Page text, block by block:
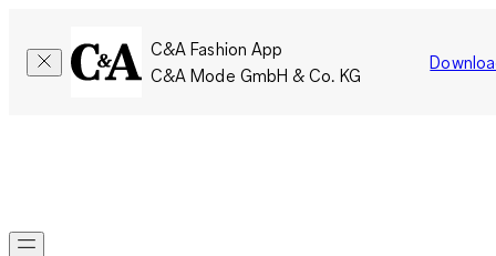
C&A Fashion App
C&A Mode GmbH & Co. KG